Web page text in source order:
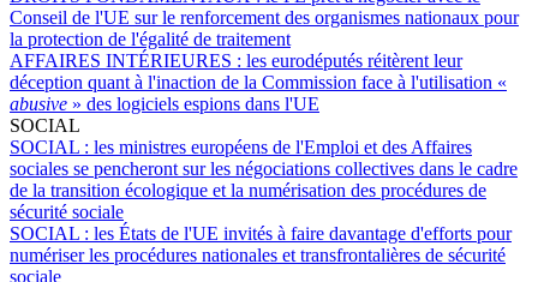
Conseil de l'UE sur le renforcement des organismes nationaux pour
la protection de l'égalité de traitement
AFFAIRES INTÉRIEURES : les eurodéputés réitèrent leur
déception quant à l'inaction de la Commission face à l'utilisation «
abusive » des logiciels espions dans l'UE
SOCIAL
SOCIAL : les ministres européens de l'Emploi et des Affaires
sociales se pencheront sur les négociations collectives dans le cadre
de la transition écologique et la numérisation des procédures de
sécurité sociale
SOCIAL : les États de l'UE invités à faire davantage d'efforts pour
numériser les procédures nationales et transfrontalières de sécurité
sociale